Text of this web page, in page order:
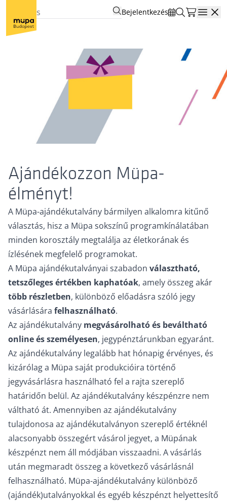
Bejelentkezés
Ajándékozzon Müpa-
élményt!
A Müpa-ajándékutalvány bármilyen alkalomra kitűnő
választás, hisz a Müpa sokszínű programkínálatában
minden korosztály megtalálja az életkorának és
ízlésének megfelelő programokat.
A Müpa ajándékutalványai szabadon választható,
tetszőleges értékben kaphatóak, amely összeg akár
több részletben, különböző előadásra szóló jegy
vásárlására felhasználható.
Az ajándékutalvány megvásárolható és beváltható
online és személyesen, jegypénztárunkban egyaránt.
Az ajándékutalvány legalább hat hónapig érvényes, és
kizárólag a Müpa saját produkcióira történő
jegyvásárlásra használható fel a rajta szereplő
határidőn belül. Az ajándékutalvány készpénzre nem
váltható át. Amennyiben az ajándékutalvány
tulajdonosa az ajándékutalványon szereplő értéknél
alacsonyabb összegért vásárol jegyet, a Müpának
készpénzt nem áll módjában visszaadni. A vásárlás
után megmaradt összeg a következő vásárlásnál
felhasználható. Müpa-ajándékutalvány különböző
(ajándék)utalványokkal és egyéb készpénzt helyettesítő